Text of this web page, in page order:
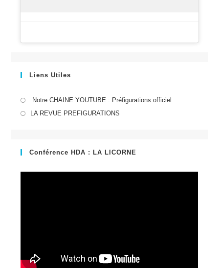
Liens Utiles
Notre CHAINE YOUTUBE : Préfigurations officiel
LA REVUE PREFIGURATIONS
nouvel
Conférence HDA : LA LICORNE